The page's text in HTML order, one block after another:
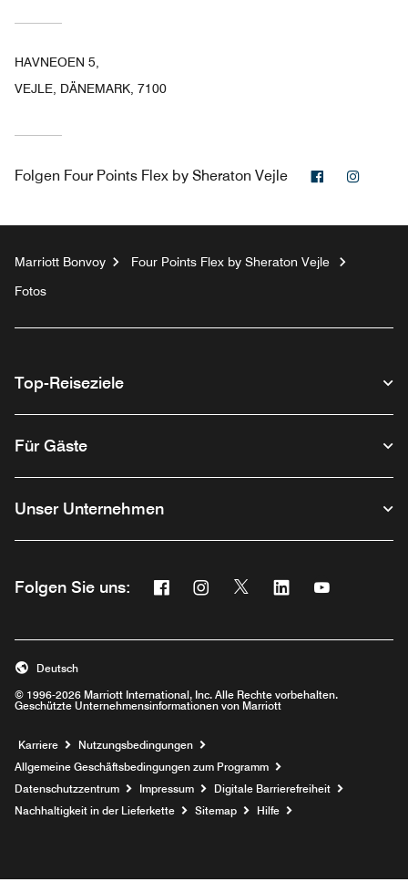
HAVNEOEN 5,
VEJLE, DÄNEMARK, 7100
Folgen Four Points Flex by Sheraton Vejle Facebook
Marriott Bonvoy
Four Points Flex by Sheraton Vejle
Fotos
Top-Reiseziele
Für Gäste
Unser Unternehmen
Folgen Sie uns: Facebook
Opens a new window
Instagram
Opens a new window
Twitter
Opens a new window
Linkedin
Opens a new
Opens a
© 1996-2026 Marriott International, Inc. Alle Rechte vorbehalten.
Geschützte Unternehmensinformationen von Marriott
Deutsch
Karriere Opens a new window
Nutzungsbedingungen
Allgemeine Geschäftsbedingungen zum Programm
Datenschutzzentrum
Impressum
Digitale Barrierefreiheit
Nachhaltigkeit in der Lieferkette
Sitemap Hilfe